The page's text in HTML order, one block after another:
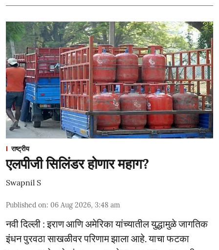
राष्ट्रीय
एलपीजी सिलिंडर होणार महाग?
Swapnil S
Published on: 06 Aug 2026, 3:48 am
नवी दिल्ली : इराण आणि अमेरिका यांच्यातील युद्धामुळे जागतिक
इंधन पुरवठा साखळीवर परिणाम झाला आहे. याचा फटका